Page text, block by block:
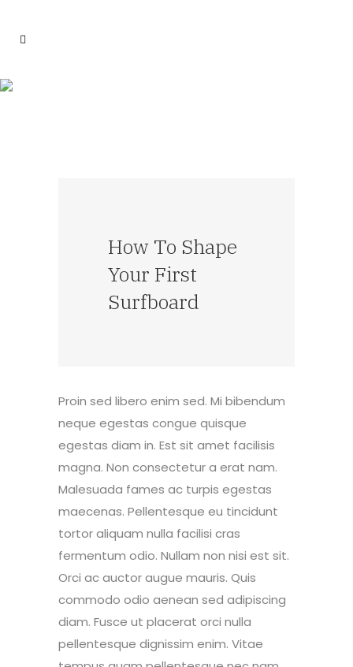
How To Shape
Your First
Surfboard
Proin sed libero enim sed. Mi bibendum
neque egestas congue quisque
egestas diam in. Est sit amet facilisis
magna. Non consectetur a erat nam.
Malesuada fames ac turpis egestas
maecenas. Pellentesque eu tincidunt
tortor aliquam nulla facilisi cras
fermentum odio. Nullam non nisi est sit.
Orci ac auctor augue mauris. Quis
commodo odio aenean sed adipiscing
diam. Fusce ut placerat orci nulla
pellentesque dignissim enim. Vitae